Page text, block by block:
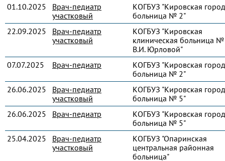
01.10.2025
Врач-педиатр
участковый
КОГБУЗ "Кировская
больница № 2"
22.09.2025
Врач-педиатр
участковый
КОГБУЗ "Кировская
клиническая больница
В.И. Юрловой"
07.07.2025
Врач-педиатр
КОГБУЗ "Кировская
больница № 2"
26.06.2025
Врач-педиатр
участковый
КОГБУЗ "Кировская
больница № 5"
26.06.2025
Врач-педиатр
КОГБУЗ "Кировская
больница № 5"
25.04.2025
Врач-педиатр
участковый
КОГБУЗ "Опаринская
центральная районная
больница"